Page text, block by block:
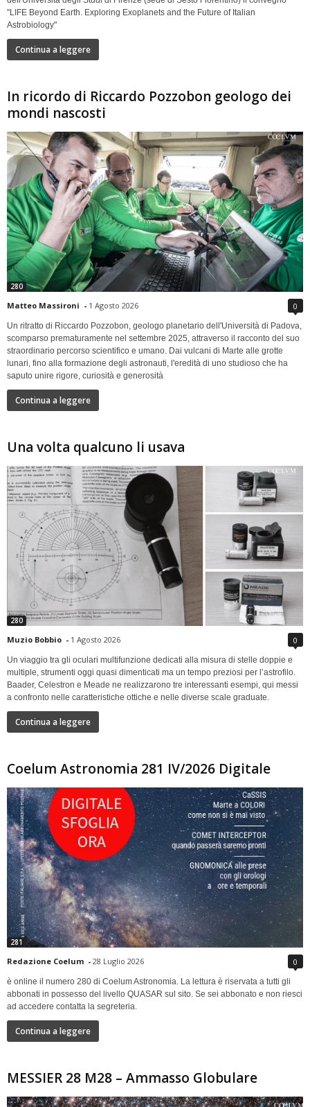
"LIFE Beyond Earth. Exploring Exoplanets and the Future of Italian
Astrobiology"
Continua a leggere
In ricordo di Riccardo Pozzobon geologo dei
mondi nascosti
280
Matteo Massironi - 1 Agosto 2026 0
Un ritratto di Riccardo Pozzobon, geologo planetario dell'Università di Padova,
scomparso prematuramente nel settembre 2025, attraverso il racconto del suo
straordinario percorso scientifico e umano. Dai vulcani di Marte alle grotte
lunari, fino alla formazione degli astronauti, l'eredità di uno studioso che ha
saputo unire rigore, curiosità e generosità
Continua a leggere
Una volta qualcuno li usava
280
Muzio Bobbio - 1 Agosto 2026 0
Un viaggio tra gli oculari multifunzione dedicati alla misura di stelle doppie e
multiple, strumenti oggi quasi dimenticati ma un tempo preziosi per l’astrofilo.
Baader, Celestron e Meade ne realizzarono tre interessanti esempi, qui messi
a confronto nelle caratteristiche ottiche e nelle diverse scale graduate.
Continua a leggere
Coelum Astronomia 281 IV/2026 Digitale
281
Redazione Coelum - 28 Luglio 2026 0
è online il numero 280 di Coelum Astronomia. La lettura è riservata a tutti gli
abbonati in possesso del livello QUASAR sul sito. Se sei abbonato e non riesci
ad accedere contatta la segreteria.
Continua a leggere
MESSIER 28 M28 – Ammasso Globulare